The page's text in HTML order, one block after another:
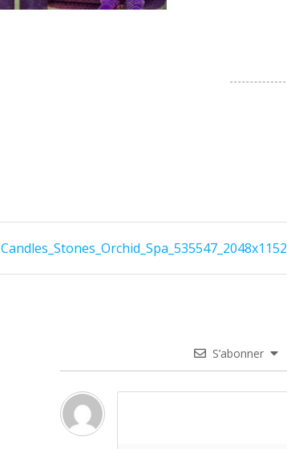
Candles_Stones_Orchid_Spa_535547_2048x1152
S’abonner